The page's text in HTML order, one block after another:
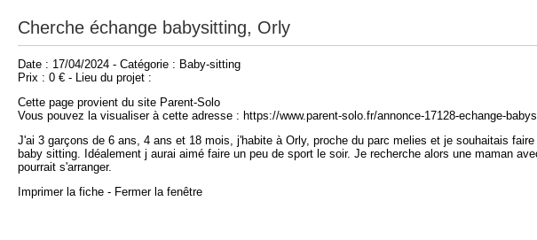
Cherche échange babysitting, Orly
Date : 17/04/2024 - Catégorie : Baby-sitting
Prix : 0 € - Lieu du projet :
Cette page provient du site Parent-Solo
Vous pouvez la visualiser à cette adresse : https://www.parent-solo.fr/annonce-17128-echange-
J'ai 3 garçons de 6 ans, 4 ans et 18 mois, j'habite à Orly, proche du parc melies et je souhaitais faire
baby sitting. Idéalement j aurai aimé faire un peu de sport le soir. Je recherche alors une maman
pourrait s'arranger.
Imprimer la fiche - Fermer la fenêtre